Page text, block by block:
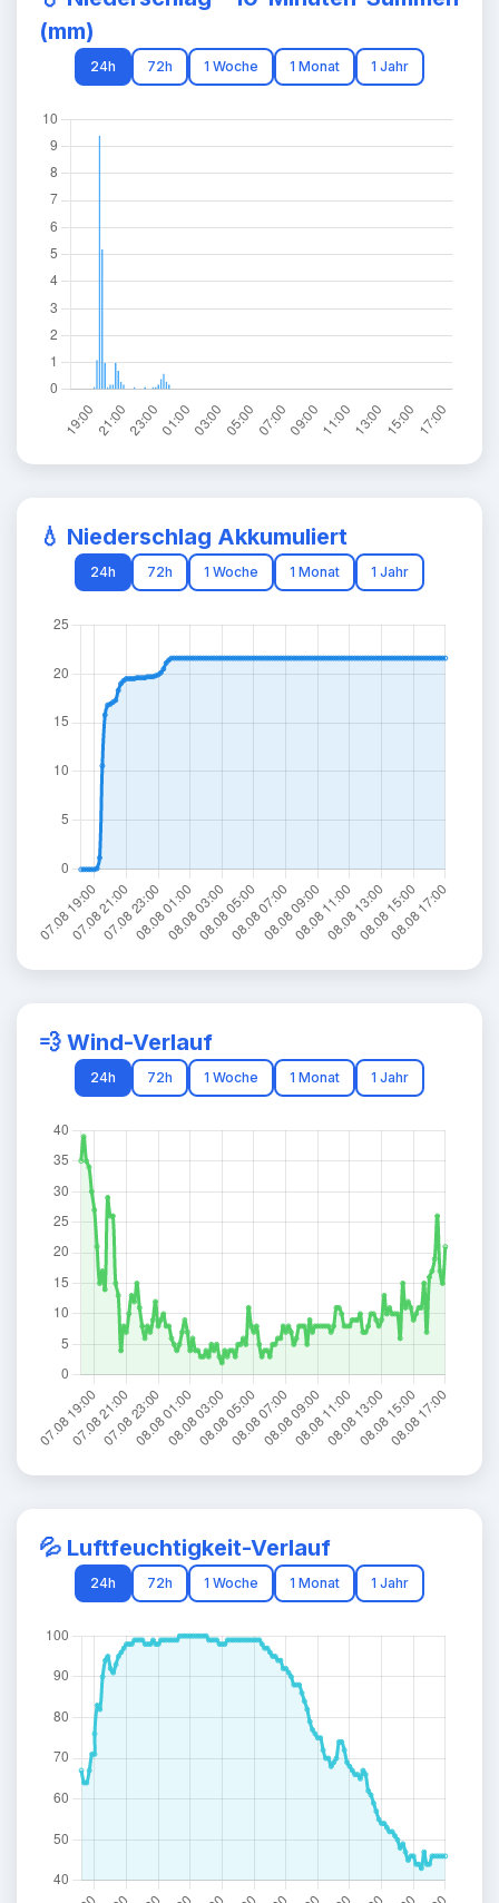
(mm)
24h 72h 1 Woche 1 Monat 1 Jahr
💧 Niederschlag Akkumuliert
24h 72h 1 Woche 1 Monat 1 Jahr
💨 Wind-Verlauf
24h 72h 1 Woche 1 Monat 1 Jahr
💦 Luftfeuchtigkeit-Verlauf
24h 72h 1 Woche 1 Monat 1 Jahr